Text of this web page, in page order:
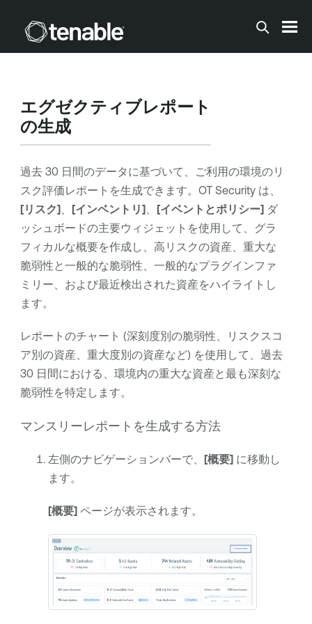
メインコンテンツに移動する
エグゼクティブレポート
の生成
過去 30 日間のデータに基づいて、ご利用の環境のリ
スク評価レポートを生成できます。 OT Securityは、
[リスク]、 [インベントリ]、 [イベントとポリシー]ダ
ッシュボードの主要ウィジェットを使用して、グラ
フィカルな概要を作成し、高リスクの資産、重大な
脆弱性と一般的な脆弱性、一般的なプラグインファ
ミリー、および最近検出された資産をハイライトし
ます。
レポートのチャート (深刻度別の脆弱性、リスクスコ
ア別の資産、重大度別の資産など) を使用して、過去
30 日間における、環境内の重大な資産と最も深刻な
脆弱性を特定します。
マンスリーレポートを生成する方法
左側のナビゲーションバーで、 [概要]に移動し
ます。
[概要]ページが表示されます。